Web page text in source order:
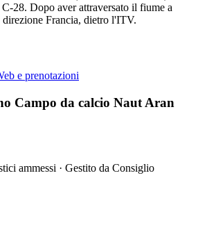
28. Dopo aver attraversato il fiume a
Francia, dietro l'ITV.
e prenotazioni
Campo da calcio Naut Aran
ammessi · Gestito da Consiglio